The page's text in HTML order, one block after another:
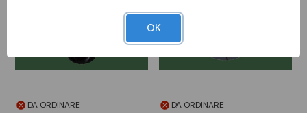
DA ORDINARE
DA ORDINARE
OK